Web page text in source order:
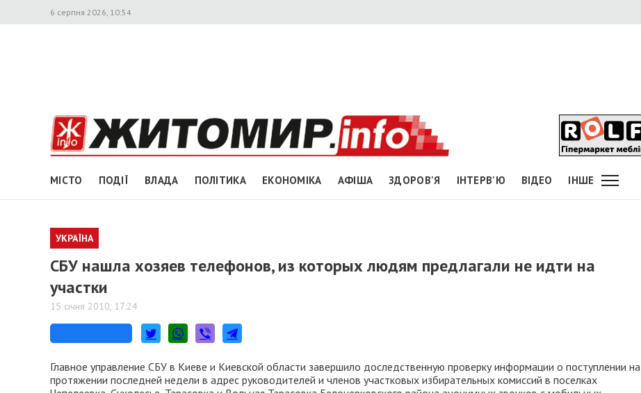
6 серпня 2026, 10:54
МІСТО ПОДІЇ ВЛАДА ПОЛІТИКА ЕКОНОМІКА АФІША ЗДОРОВ'Я ІНТЕРВ'Ю ВІДЕО ІНШЕ
УКРАЇНА
СБУ нашла хозяев телефонов, из которых людям предлагали не идти на
участки
15 січня 2010, 17:24
Главное управление СБУ в Киеве и Киевской области завершило доследственную проверку информации о поступлении на
протяжении последней недели в адрес руководителей и членов участковых избирательных комиссий в поселках